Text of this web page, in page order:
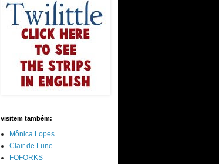
visitem também:
Mônica Lopes
Clair de Lune
FOFORKS